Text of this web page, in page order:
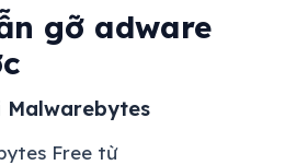
gỡ adware
Malwarebytes
Free từ